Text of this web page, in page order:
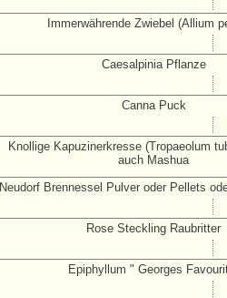
Immerwährende Zwiebel (Allium
Caesalpinia Pflanze
Canna Puck
Knollige Kapuzinerkresse (Tropaeolum
auch Mashua
Neudorf Brennessel Pulver oder Pellets
Rose Steckling Raubritter
Epiphyllum " Georges